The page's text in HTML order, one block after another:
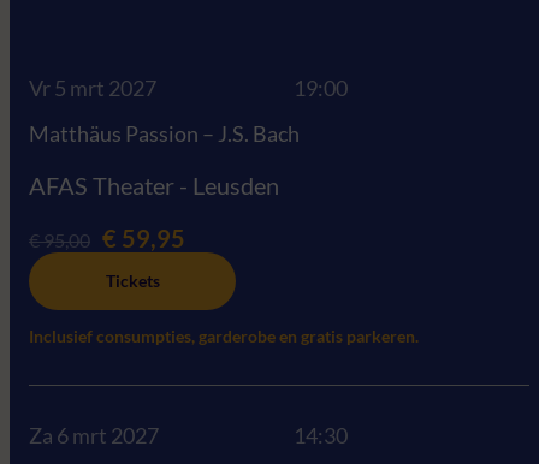
Vr 5 mrt 2027
19:00
Matthäus Passion – J.S. Bach
AFAS Theater - Leusden
€ 95,00 € 59,95
Tickets
Inclusief consumpties, garderobe en gratis parkeren.
Za 6 mrt 2027
14:30